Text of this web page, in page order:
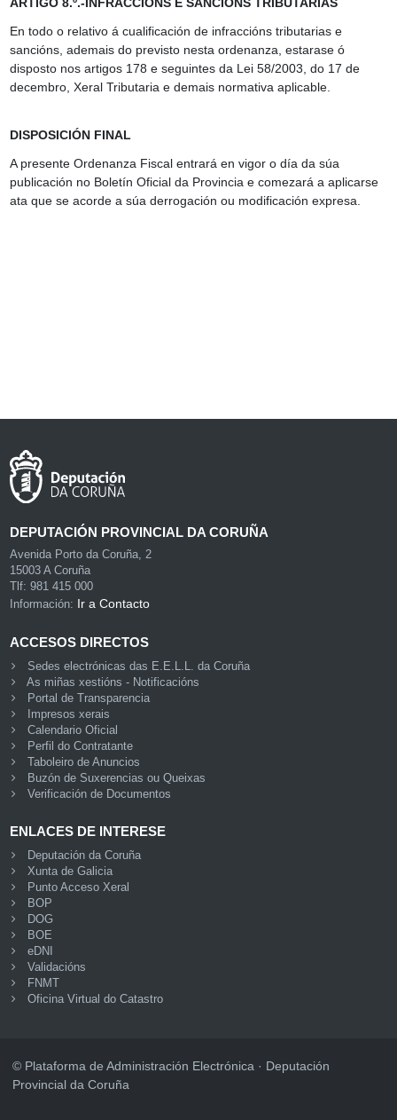
ARTIGO 8.º.-INFRACCIÓNS E SANCIÓNS TRIBUTARIAS
En todo o relativo á cualificación de infraccións tributarias e
sancións, ademais do previsto nesta ordenanza, estarase ó
disposto nos artigos 178 e seguintes da Lei 58/2003, do 17 de
decembro, Xeral Tributaria e demais normativa aplicable.
DISPOSICIÓN FINAL
A presente Ordenanza Fiscal entrará en vigor o día da súa
publicación no Boletín Oficial da Provincia e comezará a aplicarse
ata que se acorde a súa derrogación ou modificación expresa.
DEPUTACIÓN PROVINCIAL DA CORUÑA
Avenida Porto da Coruña, 2
15003 A Coruña
Tlf: 981 415 000
Información: Ir a Contacto
ACCESOS DIRECTOS
Sedes electrónicas das E.E.L.L. da Coruña
As miñas xestións - Notificacións
Portal de Transparencia
Impresos xerais
Calendario Oficial
Perfil do Contratante
Taboleiro de Anuncios
Buzón de Suxerencias ou Queixas
Verificación de Documentos
ENLACES DE INTERESE
Deputación da Coruña
Xunta de Galicia
Punto Acceso Xeral
BOP
DOG
BOE
eDNI
Validacións
FNMT
Oficina Virtual do Catastro
© Plataforma de Administración Electrónica · Deputación
Provincial da Coruña